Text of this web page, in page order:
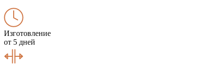
Изготовление
от 5 дней